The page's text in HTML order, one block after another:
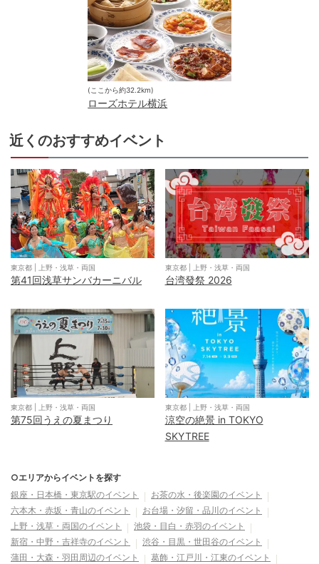
(ここから約32.2km)
ローズホテル横浜
近くのおすすめイベント
東京都 上野・浅草・両国
第41回浅草サンバカーニバル
東京都| 上野・浅草・両国
台湾發祭 2026
東京都 上野・浅草・両国
第75回うえの夏まつり
東京都| 上野・浅草・両国
涼空の絶景 in TOKYO
SKYTREE
○エリアからイベントを探す
銀座・日本橋・東京駅のイベント お茶の水・後楽園のイベント
六本木・赤坂・青山のイベント お台場・汐留・品川 のイベント
上野・浅草・両国のイベント 池袋・目白・赤羽のイベント
新宿・中野・吉祥寺のイベント 渋谷・目黒・世田谷のイベント
蒲田・大森・羽田周辺のイベント 葛飾・江戸川・江東のイベント